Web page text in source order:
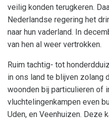
veilig konden terugkeren.
Nederlandse regering het
naar hun vaderland. In
van hen al weer vertrokken.
Ruim tachtig- tot
in ons land te blijven zolang
woonden bij particulieren of
vluchtelingenkampen even
Uden, en Veenhuizen. Deze